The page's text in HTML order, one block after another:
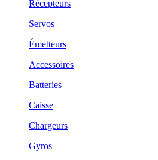
Récepteurs
Servos
Émetteurs
Accessoires
Batteries
Caisse
Chargeurs
Gyros